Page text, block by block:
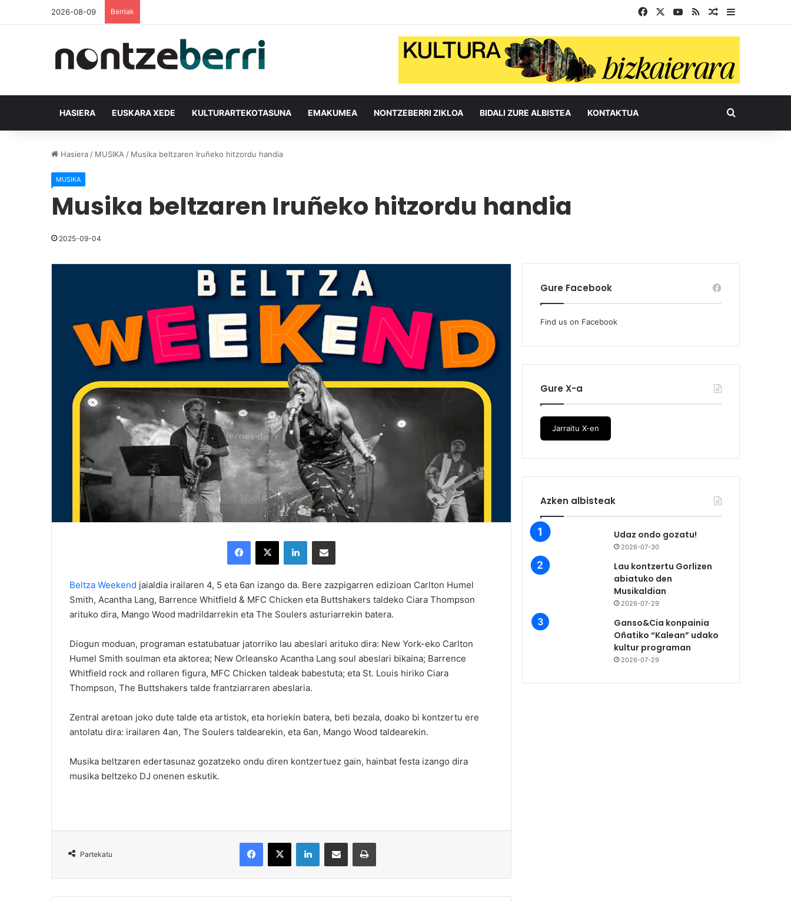
2026-08-09 Berriak Facebook YouTube
RSS Ausazko
HASIERA EUSKARA XEDE KULTURARTEKOTASUNA EMAKUMEA NONTZEBERRI ZIKLOA BIDALI ZURE ALBISTEA KONTAKTUA Bilatu
Hasiera / MUSIKA / Musika beltzaren Iruñeko hitzordu handia
MUSIKA
Musika beltzaren Iruñeko hitzordu handia
2025-09-04
Beltza Weekend jaialdia irailaren 4, 5 eta 6an izango da. Bere zazpigarren edizioan Carlton Humel
Smith, Acantha Lang, Barrence Whitfield & MFC Chicken eta Buttshakers taldeko Ciara Thompson
arituko dira, Mango Wood madrildarrekin eta The Soulers asturiarrekin batera.
Diogun moduan, programan estatubatuar jatorriko lau abeslari arituko dira: New York-eko Carlton
Humel Smith soulman eta aktorea; New Orleansko Acantha Lang soul abeslari bikaina; Barrence
Whitfield rock and rollaren figura, MFC Chicken taldeak babestuta; eta St. Louis hiriko Ciara
Thompson, The Buttshakers talde frantziarraren abeslaria.
Zentral aretoan joko dute talde eta artistok, eta horiekin batera, beti bezala, doako bi kontzertu ere
antolatu dira: irailaren 4an, The Soulers taldearekin, eta 6an, Mango Wood taldearekin.
Musika beltzaren edertasunaz gozatzeko ondu diren kontzertuez gain, hainbat festa izango dira
musika beltzeko DJ onenen eskutik.
Partekatu
Gure Facebook
Find us on Facebook
Gure X-a
Jarraitu X-en
Azken albisteak
Udaz ondo gozatu!
2026-07-30
Lau kontzertu Gorlizen
abiatuko den
Musikaldian
2026-07-29
Ganso&Cia konpainia
Oñatiko “Kalean” udako
kultur programan
2026-07-29